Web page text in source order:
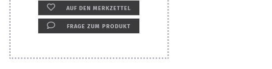
AUF DEN MERKZETTEL
FRAGE ZUM PRODUKT